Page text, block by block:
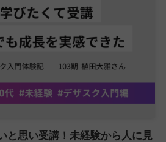
と思い受講！未経験から人に見